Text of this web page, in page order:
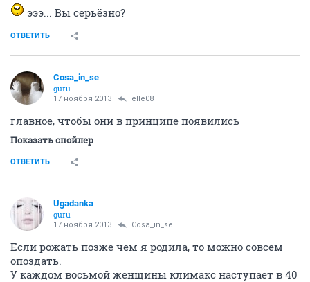
эээ... Вы серьёзно?
ОТВЕТИТЬ
Cosa_in_se
guru
17 ноября 2013 elle08
главное, чтобы они в принципе появились
Показать спойлер
ОТВЕТИТЬ
Ugadanka
guru
17 ноября 2013 Cosa_in_se
Если рожать позже чем я родила, то можно совсем
опоздать.
У каждом восьмой женщины климакс наступает в 40